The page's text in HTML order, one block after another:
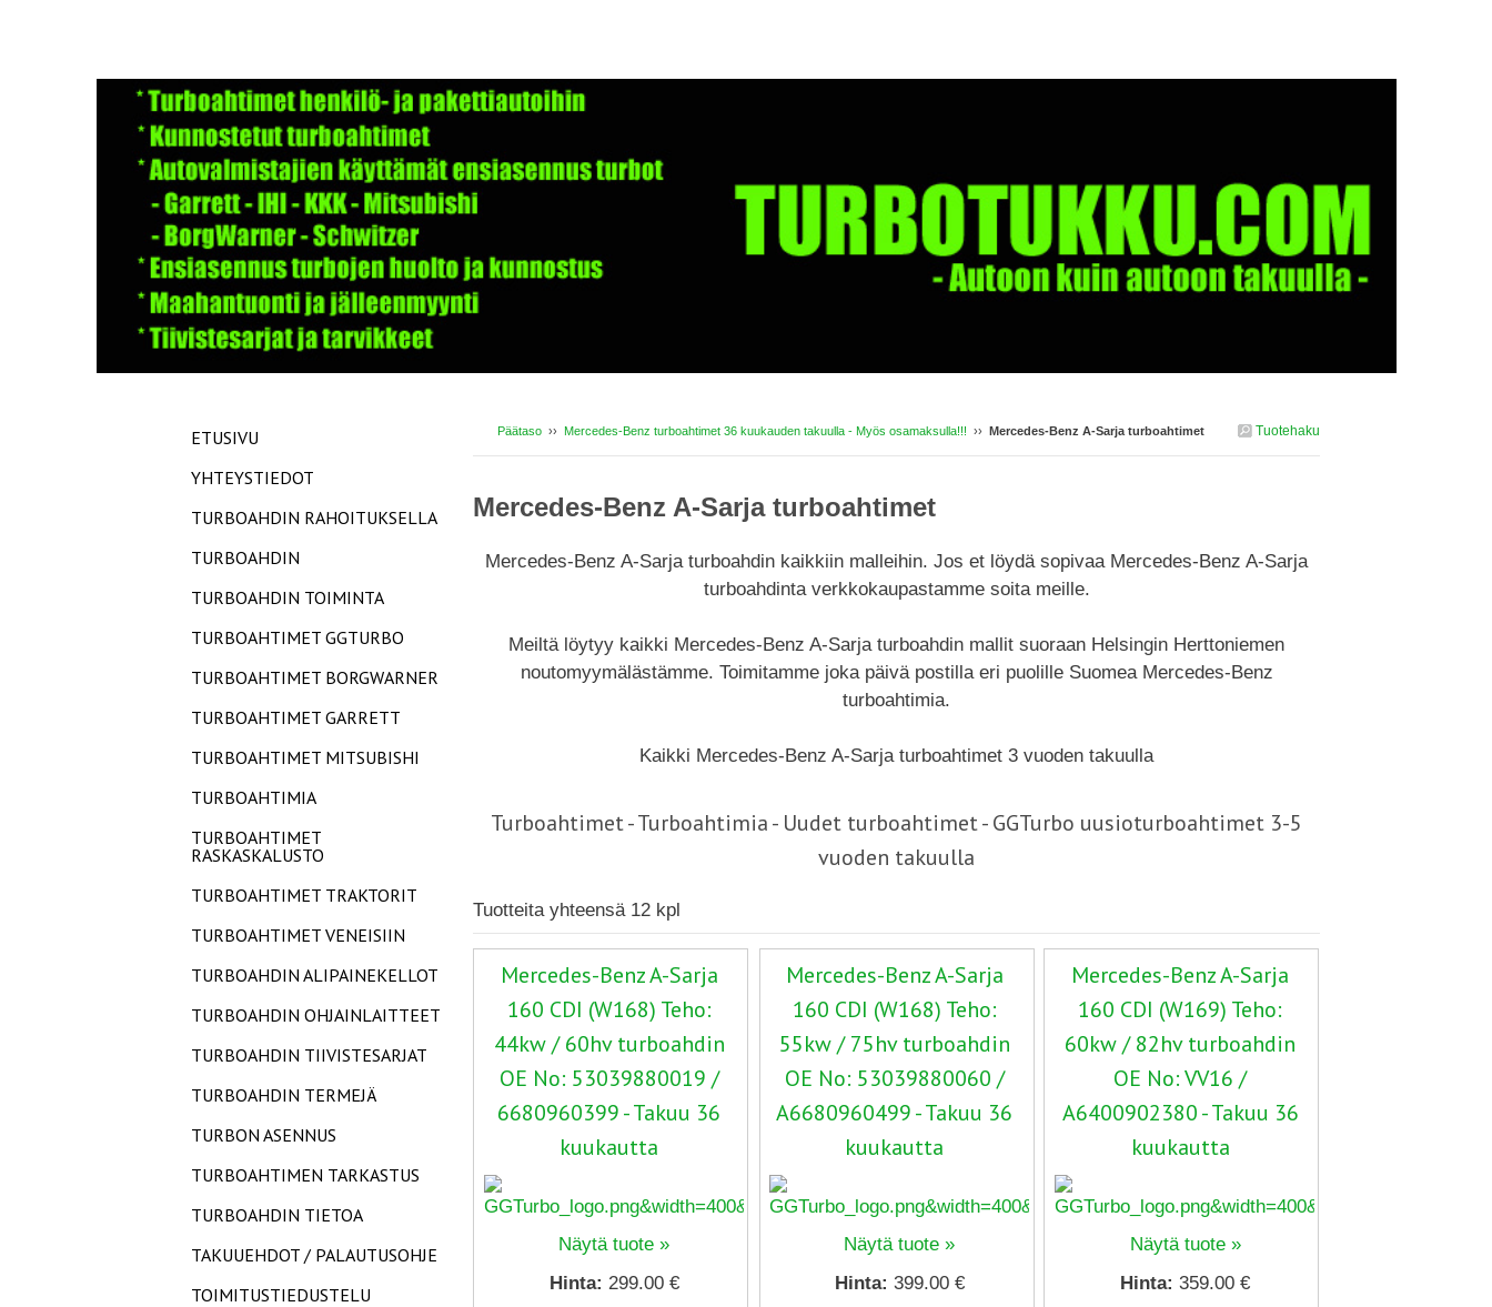
Tuotehaku
Päätaso ›› Mercedes-Benz turboahtimet 36 kuukauden takuulla - Myös osamaksulla!!! ›› Mercedes-Benz A-Sarja turboahtimet
Mercedes-Benz A-Sarja turboahtimet
Mercedes-Benz A-Sarja turboahdin kaikkiin malleihin. Jos et löydä sopivaa Mercedes-Benz A-Sarja
turboahdinta verkkokaupastamme soita meille.
Meiltä löytyy kaikki Mercedes-Benz A-Sarja turboahdin mallit suoraan Helsingin Herttoniemen
noutomyymälästämme. Toimitamme joka päivä postilla eri puolille Suomea Mercedes-Benz
turboahtimia.
Kaikki Mercedes-Benz A-Sarja turboahtimet 3 vuoden takuulla
Turboahtimet - Turboahtimia - Uudet turboahtimet - GGTurbo uusioturboahtimet 3-5
vuoden takuulla
Tuotteita yhteensä 12 kpl
Mercedes-Benz A-Sarja
160 CDI (W168) Teho:
44kw / 60hv turboahdin
OE No: 53039880019 /
6680960399 - Takuu 36
kuukautta
Näytä tuote »
Hinta: 299.00 €
Mercedes-Benz A-Sarja
160 CDI (W168) Teho:
55kw / 75hv turboahdin
OE No: 53039880060 /
A6680960499 - Takuu 36
kuukautta
Näytä tuote »
Hinta: 399.00 €
Mercedes-Benz A-Sarja
160 CDI (W169) Teho:
60kw / 82hv turboahdin
OE No: VV16 /
A6400902380 - Takuu 36
kuukautta
Näytä tuote »
Hinta:359.00 €
ETUSIVU
YHTEYSTIEDOT
TURBOAHDIN RAHOITUKSELLA
TURBOAHDIN
TURBOAHDIN TOIMINTA
TURBOAHTIMET GGTURBO
TURBOAHTIMET BORGWARNER
TURBOAHTIMET GARRETT
TURBOAHTIMET MITSUBISHI
TURBOAHTIMIA
TURBOAHTIMET
RASKASKALUSTO
TURBOAHTIMET TRAKTORIT
TURBOAHTIMET VENEISIIN
TURBOAHDIN ALIPAINEKELLOT
TURBOAHDIN OHJAINLAITTEET
TURBOAHDIN TIIVISTESARJAT
TURBOAHDIN TERMEJÄ
TURBON ASENNUS
TURBOAHTIMEN TARKASTUS
TURBOAHDIN TIETOA
TAKUUEHDOT / PALAUTUSOHJE
TOIMITUSTIEDUSTELU